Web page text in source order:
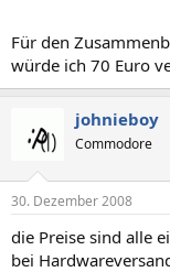
Für den
würde ich 70 Euro
johnieboy
Commodore
30. Dezember 2008
die Preise sind alle
bei